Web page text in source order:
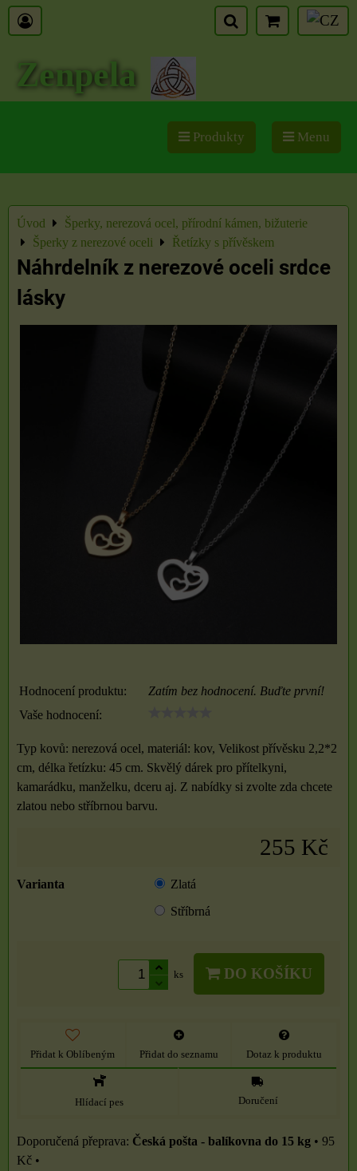
Zenpela
Produkty Menu
Úvod
Šperky, nerezová ocel, přírodní kámen, bižuterie
Šperky z nerezové oceli
Řetízky s přívěskem
Náhrdelník z nerezové oceli srdce
lásky
Hodnocení produktu:
Zatím bez hodnocení. Buďte první!
Vaše hodnocení:
Typ kovů: nerezová ocel, materiál: kov, Velikost přívěsku 2,2*2
cm, délka řetízku: 45 cm. Skvělý dárek pro přítelkyni,
kamarádku, manželku, dceru aj. Z nabídky si zvolte zda chcete
zlatou nebo stříbrnou barvu.
255 Kč
Varianta
Zlatá
Stříbrná
ks DO KOŠÍKU
Přidat k Oblíbeným Přidat do seznamu Dotaz k produktu
Hlídací pes Doručení
Česká pošta - balíkovna do 15 kg • 95
Kč •